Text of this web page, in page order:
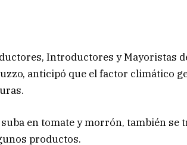
Introductores y Mayoristas
anticipó que el factor climático
en tomate y morrón, también se
productos.